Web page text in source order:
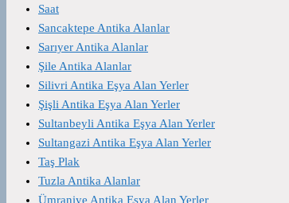
Saat
Sancaktepe Antika Alanlar
Sarıyer Antika Alanlar
Şile Antika Alanlar
Silivri Antika Eşya Alan Yerler
Şişli Antika Eşya Alan Yerler
Sultanbeyli Antika Eşya Alan Yerler
Sultangazi Antika Eşya Alan Yerler
Taş Plak
Tuzla Antika Alanlar
Ümraniye Antika Eşya Alan Yerler